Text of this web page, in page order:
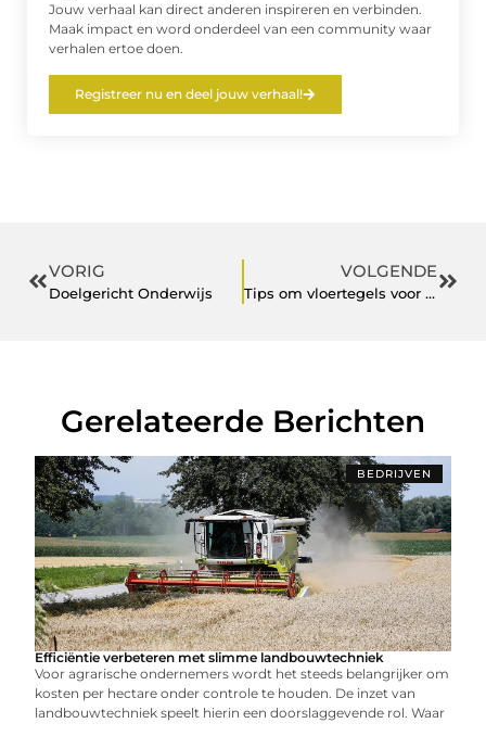
Jouw verhaal kan direct anderen inspireren en verbinden.
Maak impact en word onderdeel van een community waar
verhalen ertoe doen.
Registreer nu en deel jouw verhaal!
VORIG
Doelgericht Onderwijs
VOLGENDE
Tips om vloertegels voor thuis te kopen
Gerelateerde Berichten
BEDRIJVEN
Efficiëntie verbeteren met slimme landbouwtechniek
Voor agrarische ondernemers wordt het steeds belangrijker om
kosten per hectare onder controle te houden. De inzet van
landbouwtechniek speelt hierin een doorslaggevende rol. Waar